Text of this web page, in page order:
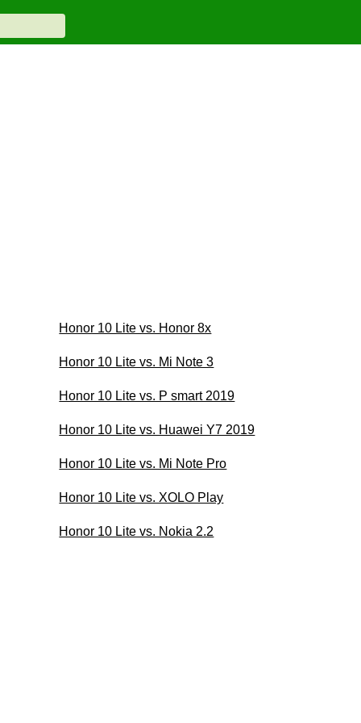
Honor 10 Lite vs. Honor 8x
Honor 10 Lite vs. Mi Note 3
Honor 10 Lite vs. P smart 2019
Honor 10 Lite vs. Huawei Y7 2019
Honor 10 Lite vs. Mi Note Pro
Honor 10 Lite vs. XOLO Play
Honor 10 Lite vs. Nokia 2.2